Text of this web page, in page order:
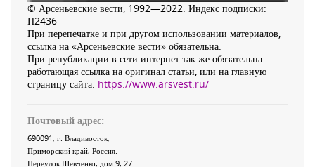
© Арсеньевские вести, 1992—2022. Индекс подписки:
П2436
При перепечатке и при другом использовании материалов,
ссылка на «Арсеньевские вести» обязательна.
При републикации в сети интернет так же обязательна
работающая ссылка на оригинал статьи, или на главную
страницу сайта: https://www.arsvest.ru/
Почтовый адрес:
690091, г. Владивосток,
Приморский край, Россия
Переулок Шевченко, дом 9, 27